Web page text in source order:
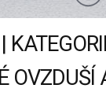
OVZDUŠÍ